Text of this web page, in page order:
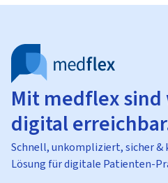
Mit medflex sind
digital
Schnell, unkompliziert, sicher &
Lösung für digitale Patienten-